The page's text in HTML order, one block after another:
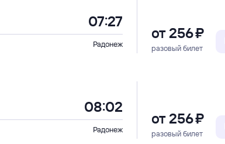
07:27
Радонеж
от 256 ⁠₽
разовый билет
08:02
Радонеж
от 256 ⁠₽
разовый билет